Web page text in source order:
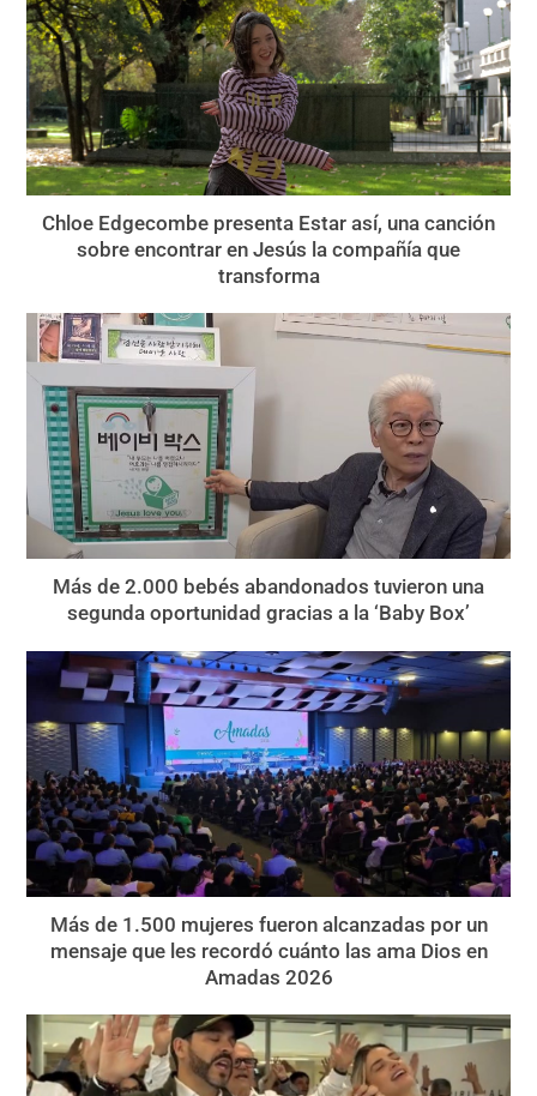
Chloe Edgecombe presenta Estar así, una canción
sobre encontrar en Jesús la compañía que
transforma
Más de 2.000 bebés abandonados tuvieron una
segunda oportunidad gracias a la ‘Baby Box’
Más de 1.500 mujeres fueron alcanzadas por un
mensaje que les recordó cuánto las ama Dios en
Amadas 2026